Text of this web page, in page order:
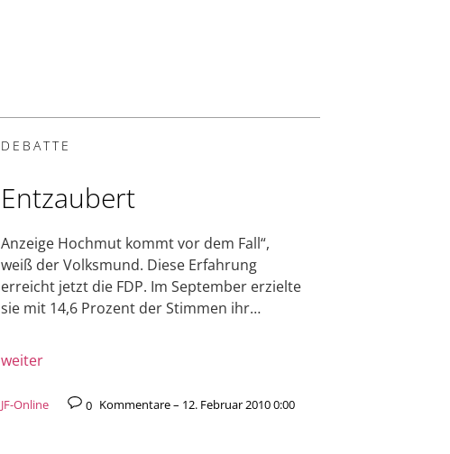
DEBATTE
Entzaubert
Anzeige Hochmut kommt vor dem Fall“,
weiß der Volksmund. Diese Erfahrung
erreicht jetzt die FDP. Im September erzielte
sie mit 14,6 Prozent der Stimmen ihr…
weiter
JF-Online 0 Kommentare – 12. Februar 2010 0:00